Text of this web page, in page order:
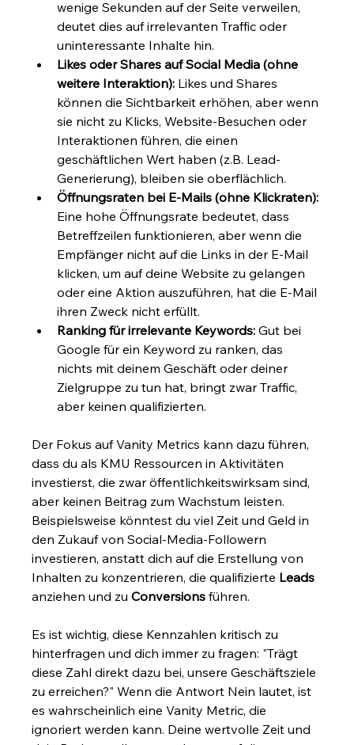
wenige Sekunden auf der Seite verweilen,
deutet dies auf irrelevanten Traffic oder
uninteressante Inhalte hin.
Likes oder Shares auf Social Media (ohne
weitere Interaktion): Likes und Shares
können die Sichtbarkeit erhöhen, aber wenn
sie nicht zu Klicks, Website-Besuchen oder
Interaktionen führen, die einen
geschäftlichen Wert haben (z.B. Lead-
Generierung), bleiben sie oberflächlich.
Öffnungsraten bei E-Mails (ohne Klickraten):
Eine hohe Öffnungsrate bedeutet, dass
Betreffzeilen funktionieren, aber wenn die
Empfänger nicht auf die Links in der E-Mail
klicken, um auf deine Website zu gelangen
oder eine Aktion auszuführen, hat die E-Mail
ihren Zweck nicht erfüllt.
Ranking für irrelevante Keywords: Gut bei
Google für ein Keyword zu ranken, das
nichts mit deinem Geschäft oder deiner
Zielgruppe zu tun hat, bringt zwar Traffic,
aber keinen qualifizierten.
Der Fokus auf Vanity Metrics kann dazu führen,
dass du als KMU Ressourcen in Aktivitäten
investierst, die zwar öffentlichkeitswirksam sind,
aber keinen Beitrag zum Wachstum leisten.
Beispielsweise könntest du viel Zeit und Geld in
den Zukauf von Social-Media-Followern
investieren, anstatt dich auf die Erstellung von
Inhalten zu konzentrieren, die qualifizierte Leads
anziehen und zu Conversions führen.
Es ist wichtig, diese Kennzahlen kritisch zu
hinterfragen und dich immer zu fragen: "Trägt
diese Zahl direkt dazu bei, unsere Geschäftsziele
zu erreichen?" Wenn die Antwort Nein lautet, ist
es wahrscheinlich eine Vanity Metric, die
ignoriert werden kann. Deine wertvolle Zeit und